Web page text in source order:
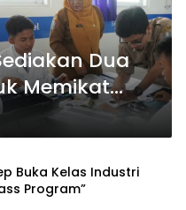
Dua
Memikat
Baru
Buka Kelas Industri
Program”